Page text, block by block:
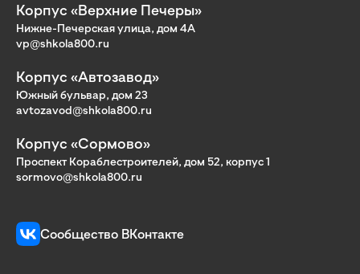
Корпус «Верхние Печеры»
Нижне-Печерская улица, дом 4А
vp@shkola800.ru
Корпус «Автозавод»
Южный бульвар, дом 23
avtozavod@shkola800.ru
Корпус «Сормово»
Проспект Кораблестроителей, дом 52, корпус 1
sormovo@shkola800.ru
Сообщество ВКонтакте